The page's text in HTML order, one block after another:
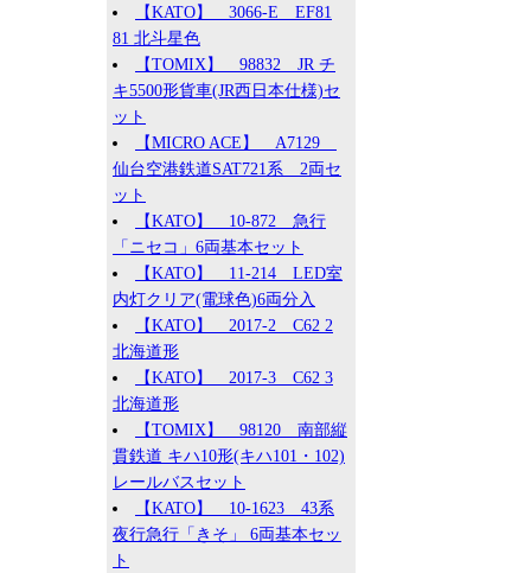
【KATO】 3066-E EF81
81 北斗星色
【TOMIX】 98832 JR チ
キ5500形貨車(JR西日本仕様)セ
ット
【MICRO ACE】 A7129
仙台空港鉄道SAT721系 2両セ
ット
【KATO】 10-872 急行
「ニセコ」6両基本セット
【KATO】 11-214 LED室
内灯クリア(電球色)6両分入
【KATO】 2017-2 C62 2
北海道形
【KATO】 2017-3 C62 3
北海道形
【TOMIX】 98120 南部縦
貫鉄道 キハ10形(キハ101・102)
レールバスセット
【KATO】 10-1623 43系
夜行急行「きそ」 6両基本セッ
ト